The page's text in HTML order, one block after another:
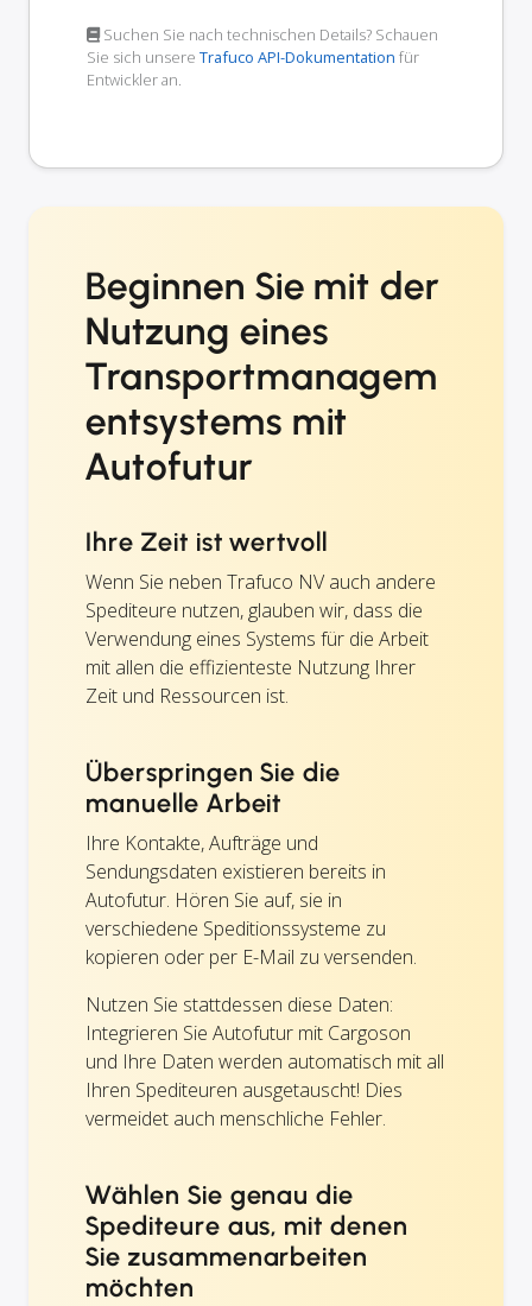
Suchen Sie nach technischen Details? Schauen
Sie sich unsere Trafuco API-Dokumentation für
Entwickler an.
Beginnen Sie mit der
Nutzung eines
Transportmanagem
entsystems mit
Autofutur
Ihre Zeit ist wertvoll
Wenn Sie neben Trafuco NV auch andere
Spediteure nutzen, glauben wir, dass die
Verwendung eines Systems für die Arbeit
mit allen die effizienteste Nutzung Ihrer
Zeit und Ressourcen ist.
Überspringen Sie die
manuelle Arbeit
Ihre Kontakte, Aufträge und
Sendungsdaten existieren bereits in
Autofutur. Hören Sie auf, sie in
verschiedene Speditionssysteme zu
kopieren oder per E-Mail zu versenden.
Nutzen Sie stattdessen diese Daten:
Integrieren Sie Autofutur mit Cargoson
und Ihre Daten werden automatisch mit all
Ihren Spediteuren ausgetauscht! Dies
vermeidet auch menschliche Fehler.
Wählen Sie genau die
Spediteure aus, mit denen
Sie zusammenarbeiten
möchten